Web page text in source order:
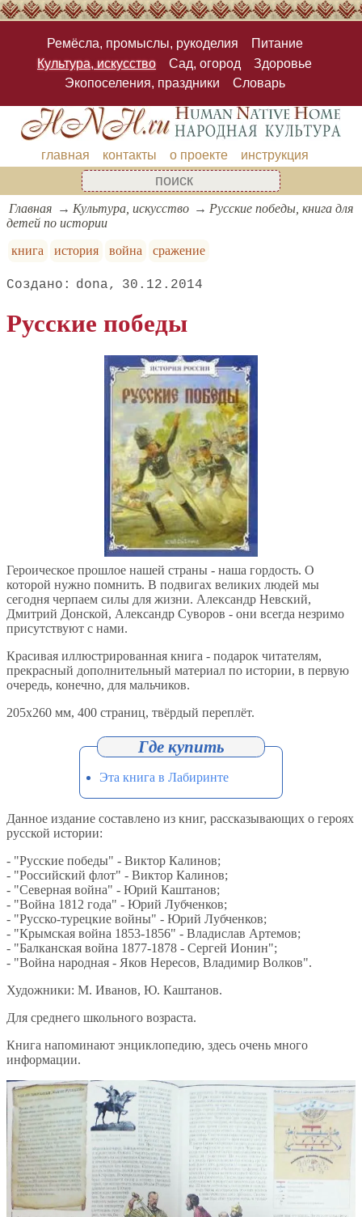
Ремёсла, промыслы, рукоделия
Питание
Культура, искусство
Сад, огород
Здоровье
Экопоселения, праздники
Словарь
главная контакты о проекте инструкция
Главная Культура, искусство
Русские победы, книга для
детей по истории
книга
история война сражение
dona 30.12.2014
Русские победы
Героическое прошлое нашей страны - наша гордость. О
которой нужно помнить. В подвигах великих людей мы
сегодня черпаем силы для жизни. Александр Невский,
Дмитрий Донской, Александр Суворов - они всегда незримо
присутствуют с нами.
Красивая иллюстрированная книга - подарок читателям,
прекрасный дополнительный материал по истории, в первую
очередь, конечно, для мальчиков.
205х260 мм, 400 страниц, твёрдый переплёт.
Эта книга в Лабиринте
Данное издание составлено из книг, рассказывающих о героях
русской истории:
- "Русские победы" - Виктор Калинов;
- "Российский флот" - Виктор Калинов;
- "Северная война" - Юрий Каштанов;
- "Война 1812 года" - Юрий Лубченков;
- "Русско-турецкие войны" - Юрий Лубченков;
- "Крымская война 1853-1856" - Владислав Артемов;
- "Балканская война 1877-1878 - Сергей Ионин";
- "Война народная - Яков Нересов, Владимир Волков".
Художники: М. Иванов, Ю. Каштанов.
Для среднего школьного возраста.
Книга напоминают энциклопедию, здесь очень много
информации.